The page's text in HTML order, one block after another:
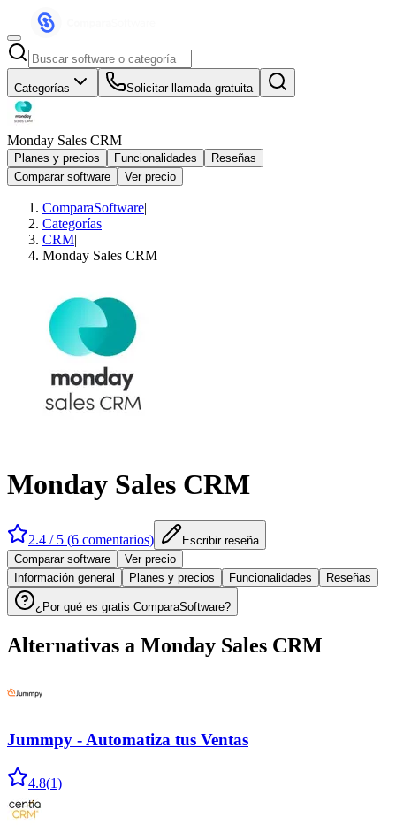
Categorías Solicitar llamada gratuita
Monday Sales CRM
Planes y precios Funcionalidades
Reseñas
Comparar software
Ver precio
ComparaSoftware|
Categorías|
CRM|
Monday Sales CRM
Monday Sales CRM
2.4 / 5 (6 comentarios)
Escribir reseña
Comparar software
Ver precio
Información general
Planes y precios Funcionalidades Reseñas
¿Por qué es gratis ComparaSoftware?
Alternativas a Monday Sales CRM
Jummpy - Automatiza tus Ventas
4.8(1)